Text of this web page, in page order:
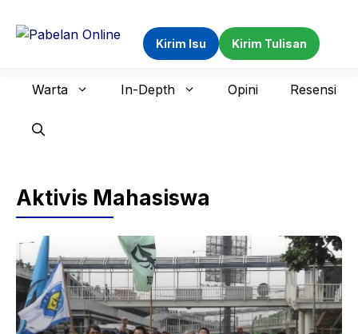
Kirim Isu Kirim Tulisan
Warta In-Depth Opini Resensi
Aktivis Mahasiswa